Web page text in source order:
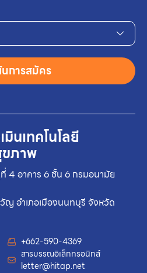
นเทคโนโลยี
ขภาพ
4 อาคาร 6 ชั้น 6 กรมอนามัย
อำเภอเมืองนนทบุรี จังหวัด
+662-590-4369
สารบรรณอิเล็กทรอนิกส์
letter@hitap.net
การสมัคร